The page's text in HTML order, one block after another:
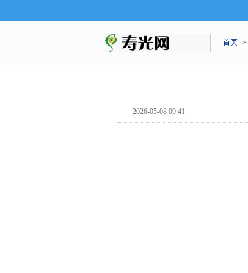
首页 >
2026-05-08 09:41